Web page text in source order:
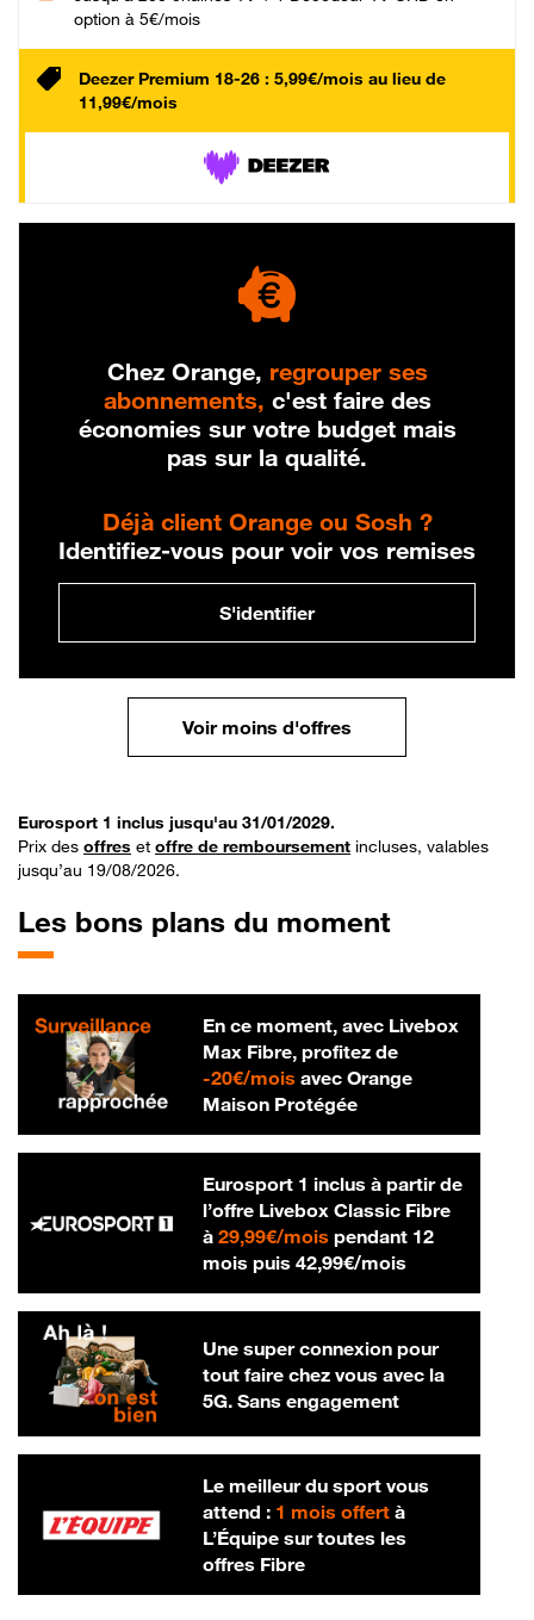
option à 5€/mois
Deezer Premium 18-26 : 5,99€/mois au lieu de
11,99€/mois
Chez Orange, regrouper ses
abonnements, c'est faire des
économies sur votre budget mais
pas sur la qualité.
Déjà client Orange ou Sosh ?
Identifiez-vous pour voir vos remises
S'identifier
Voir moins d'offres
Eurosport 1 inclus jusqu'au 31/01/2029.
Prix des offres et offre de remboursement incluses, valables
jusqu’au 19/08/2026.
Les bons plans du moment
En ce moment, avec Livebox
Max Fibre, profitez de
-20€/mois20 € par mois
avec Orange
Maison Protégée
Eurosport 1 inclus à partir de
l’offre Livebox Classic Fibre
à 29,99€/mois29,99 € par mois
pendant 12
mois puis 42,99€/mois42,99 € par
Une super connexion pour
tout faire chez vous avec la
5G. Sans engagement
Le meilleur du sport vous
attend : 1 mois offertà
L’Équipe sur toutes les
offres Fibre